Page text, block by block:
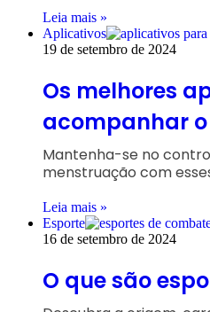
Leia mais »
Aplicativos
19 de setembro de 2024
Os melhores
acompanhar
Mantenha-se no
menstruação com
Leia mais »
Esporte
16 de setembro de 2024
O que são